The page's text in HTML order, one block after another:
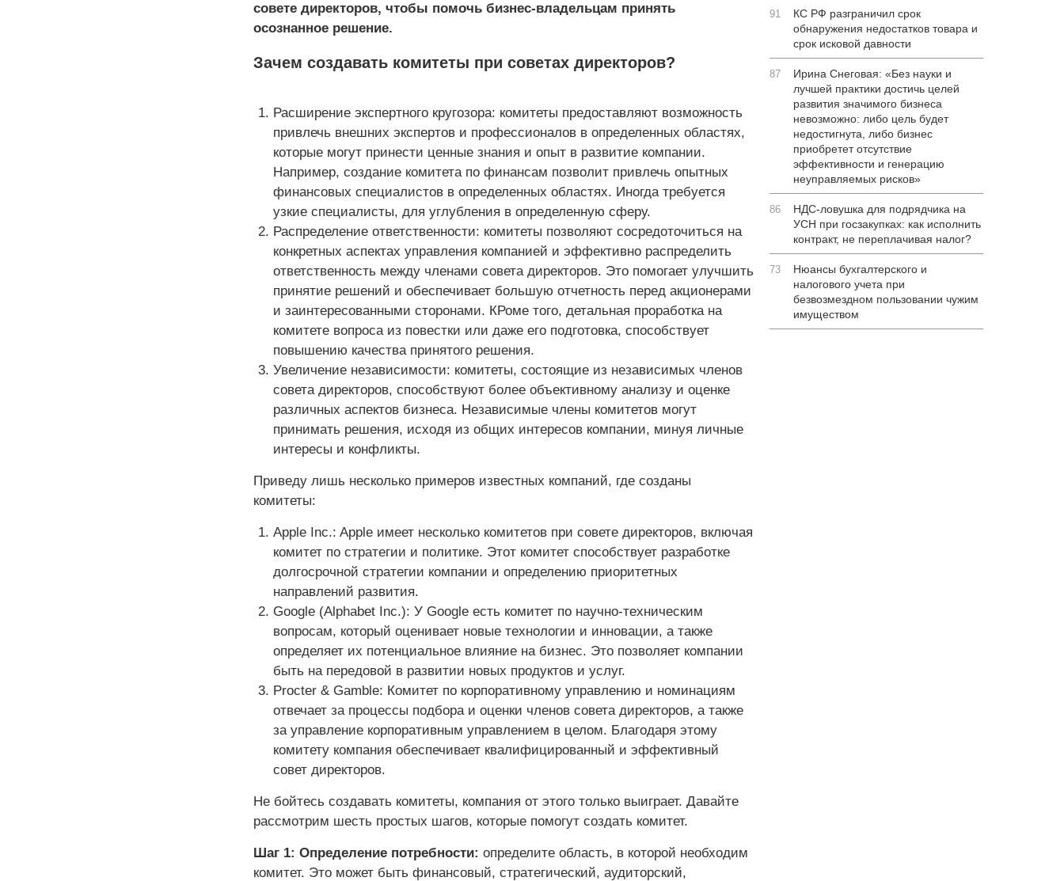
совете директоров, чтобы помочь бизнес-владельцам принять
осознанное решение.
Зачем создавать комитеты при советах директоров?
Расширение экспертного кругозора: комитеты предоставляют возможность
привлечь внешних экспертов и профессионалов в определенных областях,
которые могут принести ценные знания и опыт в развитие компании.
Например, создание комитета по финансам позволит привлечь опытных
финансовых специалистов в определенных областях. Иногда требуется
узкие специалисты, для углубления в определенную сферу.
Распределение ответственности: комитеты позволяют сосредоточиться на
конкретных аспектах управления компанией и эффективно распределить
ответственность между членами совета директоров. Это помогает улучшить
принятие решений и обеспечивает большую отчетность перед акционерами
и заинтересованными сторонами. КРоме того, детальная проработка на
комитете вопроса из повестки или даже его подготовка, способствует
повышению качества принятого решения.
Увеличение независимости: комитеты, состоящие из независимых членов
совета директоров, способствуют более объективному анализу и оценке
различных аспектов бизнеса. Независимые члены комитетов могут
принимать решения, исходя из общих интересов компании, минуя личные
интересы и конфликты.
Приведу лишь несколько примеров известных компаний, где созданы
комитеты:
Apple Inc.: Apple имеет несколько комитетов при совете директоров, включая
комитет по стратегии и политике. Этот комитет способствует разработке
долгосрочной стратегии компании и определению приоритетных
направлений развития.
Google (Alphabet Inc.): У Google есть комитет по научно-техническим
вопросам, который оценивает новые технологии и инновации, а также
определяет их потенциальное влияние на бизнес. Это позволяет компании
быть на передовой в развитии новых продуктов и услуг.
Procter & Gamble: Комитет по корпоративному управлению и номинациям
отвечает за процессы подбора и оценки членов совета директоров, а также
за управление корпоративным управлением в целом. Благодаря этому
комитету компания обеспечивает квалифицированный и эффективный
совет директоров.
Не бойтесь создавать комитеты, компания от этого только выиграет. Давайте
рассмотрим шесть простых шагов, которые помогут создать комитет.
Шаг 1: Определение потребности: определите область, в которой необходим
комитет. Это может быть финансовый, стратегический, аудиторский,
91
КС РФ разграничил срок
обнаружения недостатков товара и
срок исковой давности
87
Ирина Снеговая: «Без науки и
лучшей практики достичь целей
развития значимого бизнеса
невозможно: либо цель будет
недостигнута, либо бизнес
приобретет отсутствие
эффективности и генерацию
неуправляемых рисков»
86
НДС-ловушка для подрядчика на
УСН при госзакупках: как исполнить
контракт, не переплачивая налог?
73
Нюансы бухгалтерского и
налогового учета при
безвозмездном пользовании чужим
имуществом